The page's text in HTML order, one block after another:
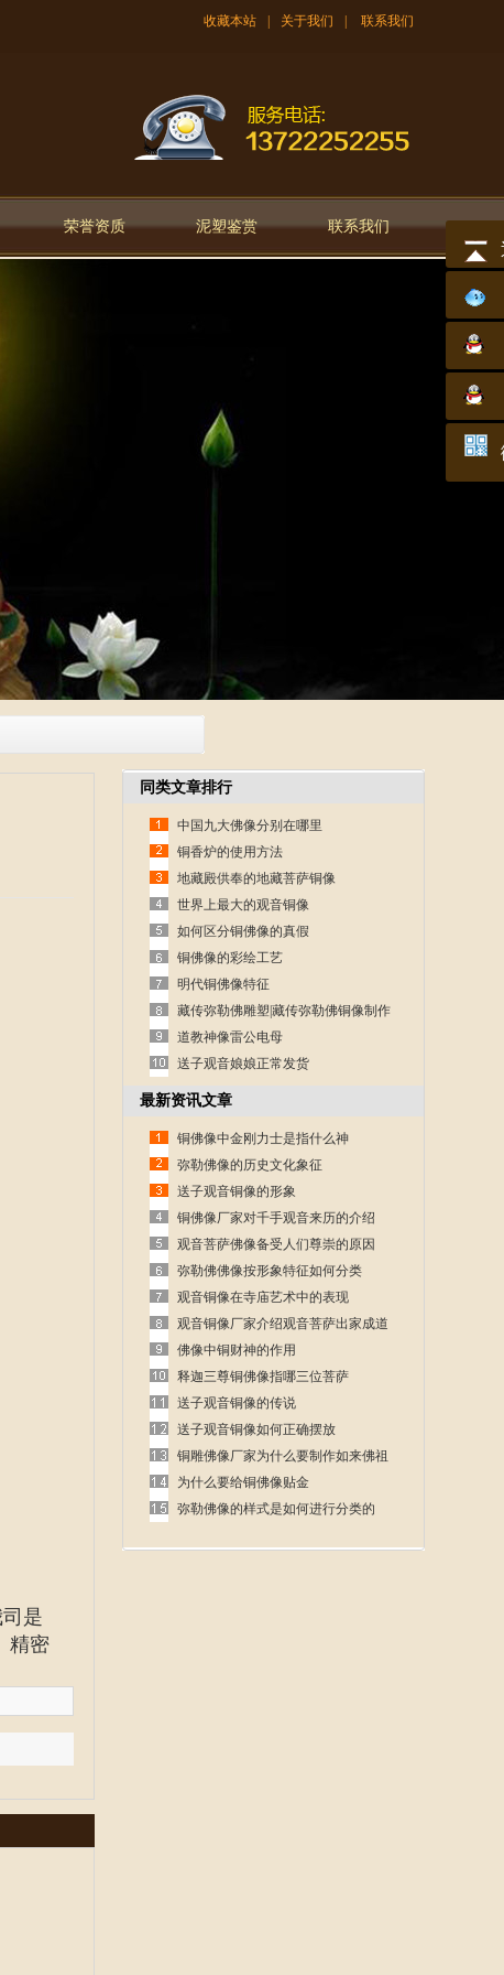
收藏本站 关于我们 联系我们
荣誉资质 泥塑鉴赏 联系我们
司是
精密
同类文章排行
中国九大佛像分别在哪里
铜香炉的使用方法
地藏殿供奉的地藏菩萨铜像
世界上最大的观音铜像
如何区分铜佛像的真假
铜佛像的彩绘工艺
明代铜佛像特征
藏传弥勒佛雕塑|藏传弥勒佛铜像制作
道教神像雷公电母
送子观音娘娘正常发货
最新资讯文章
铜佛像中金刚力士是指什么神
弥勒佛像的历史文化象征
送子观音铜像的形象
铜佛像厂家对千手观音来历的介绍
观音菩萨佛像备受人们尊崇的原因
弥勒佛佛像按形象特征如何分类
观音铜像在寺庙艺术中的表现
观音铜像厂家介绍观音菩萨出家成道
的故事
佛像中铜财神的作用
释迦三尊铜佛像指哪三位菩萨
送子观音铜像的传说
送子观音铜像如何正确摆放
铜雕佛像厂家为什么要制作如来佛祖
呢
为什么要给铜佛像贴金
弥勒佛像的样式是如何进行分类的